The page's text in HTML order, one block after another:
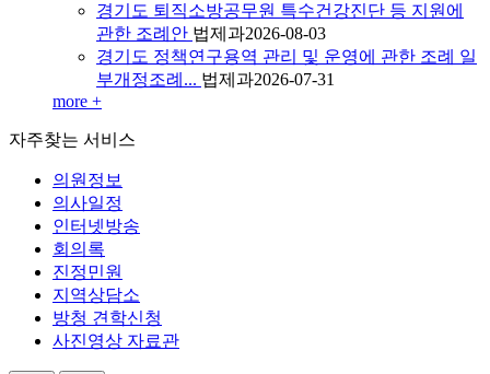
경기도 퇴직소방공무원 특수건강진단 등 지원에
관한 조례안 법제과2026-08-03
경기도 정책연구용역 관리 및 운영에 관한 조례 일
부개정조례... 법제과2026-07-31
more +
자주찾는 서비스
의원정보
의사일정
인터넷방송
회의록
진정민원
지역상담소
방청 견학신청
사진영상 자료관